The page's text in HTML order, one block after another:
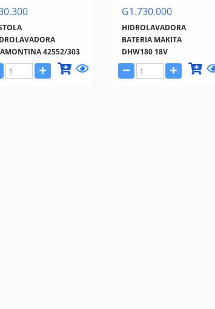
42552/303
G1.730.000
HIDROLAVADORA
BATERIA MAKITA
DHW180 18V